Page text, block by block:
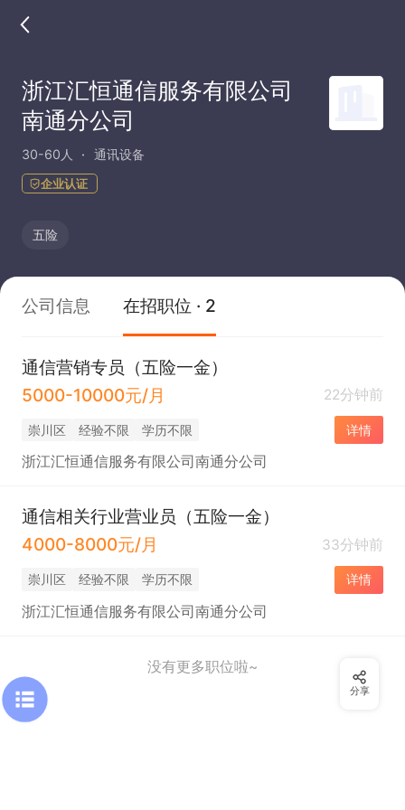
浙江汇恒通信服务有限公司
南通分公司
30-60人 通讯设备
企业认证
五险
公司信息 在招职位 · 2
通信营销专员（五险一金）
5000-10000元/月
22分钟前
崇川区 经验不限 学历不限 详情
浙江汇恒通信服务有限公司南通分公司
通信相关行业营业员（五险一金）
4000-8000元/月
33分钟前
崇川区 经验不限 学历不限 详情
浙江汇恒通信服务有限公司南通分公司
没有更多职位啦~
分享